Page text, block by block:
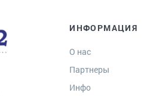
ИНФОРМАЦИЯ
О нас
Партнеры
Инфо